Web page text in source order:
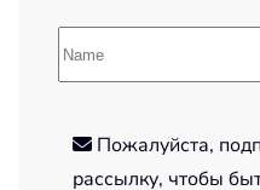
Пожалуйста,
рассылку, чтобы